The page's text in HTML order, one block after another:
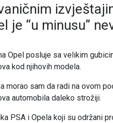
je “u minusu”
Opel posluje sa velikim
kod njihovih modela.
morao sam da radi na ovom
automobila daleko strožiji.
PSA i Opela koji su održani